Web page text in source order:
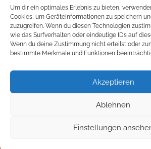
Um dir ein optimales Erlebnis zu bieten,
Cookies, um Geräteinformationen zu speichern
zuzugreifen. Wenn du diesen Technologien
wie das Surfverhalten oder eindeutige IDs auf
Wenn du deine Zustimmung nicht erteilst oder
bestimmte Merkmale und Funktionen
Akzeptieren
Ablehnen
Einstellungen
Bett & Bike
RTK
Hotel Drei Hasen– Alle
Impressum|
Design byIhr